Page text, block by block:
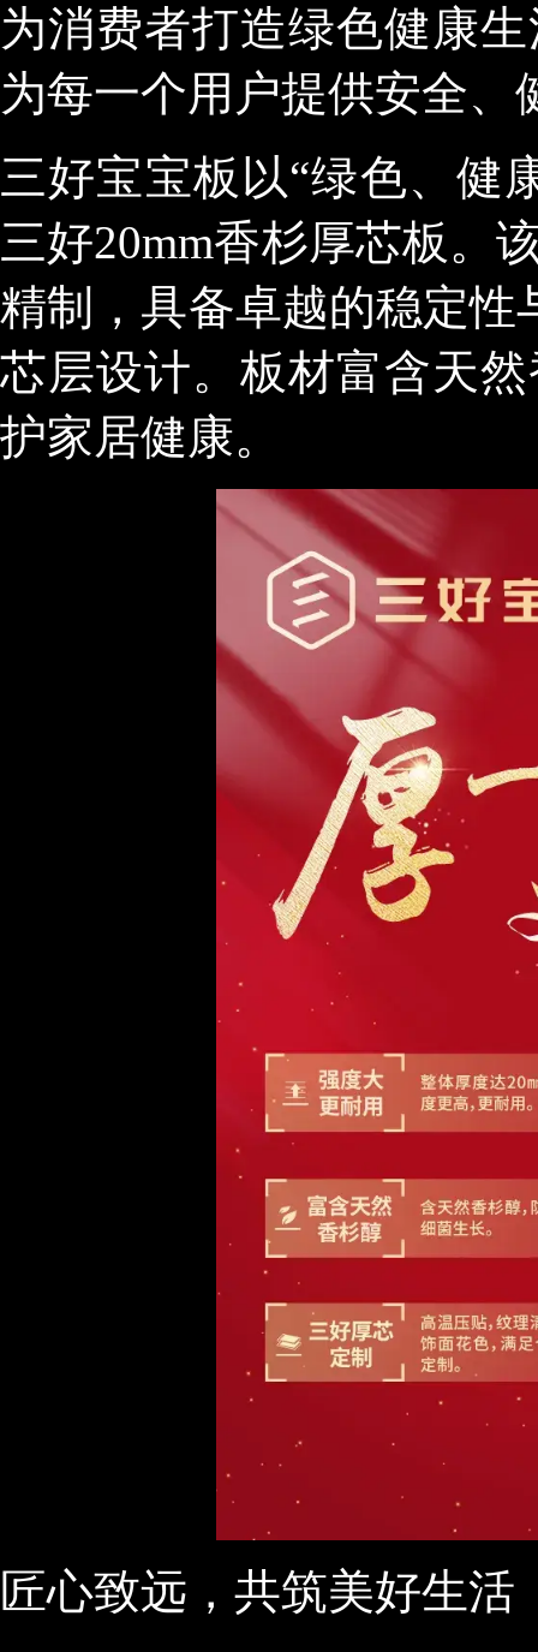
为消费者打造绿色健康
为每一个用户提供安全、
三好宝宝板以“绿色、健
三好20mm香杉厚芯板。
精制，具备卓越的稳定性
芯层设计。板材富含天
护家居健康。
匠心致远，共筑美好生活